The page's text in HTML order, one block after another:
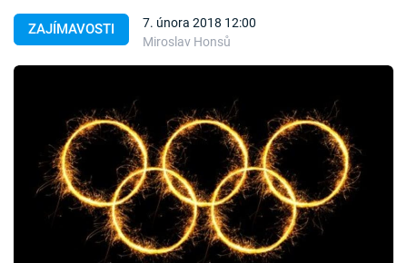
Témata
Pořady
TV Program
Časopis
ZAJÍMAVOSTI
7. února 2018 12:00
Miroslav Honsů